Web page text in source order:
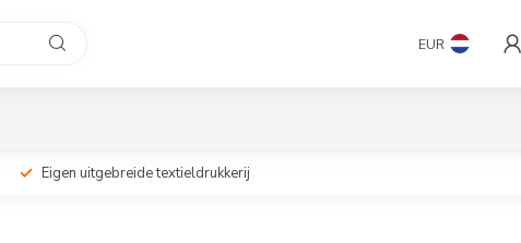
EUR
Eigen uitgebreide textieldrukkerij